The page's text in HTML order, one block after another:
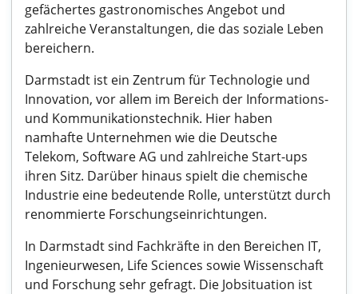
gefächertes gastronomisches Angebot und
zahlreiche Veranstaltungen, die das soziale Leben
bereichern.
Darmstadt ist ein Zentrum für Technologie und
Innovation, vor allem im Bereich der Informations-
und Kommunikationstechnik. Hier haben
namhafte Unternehmen wie die Deutsche
Telekom, Software AG und zahlreiche Start-ups
ihren Sitz. Darüber hinaus spielt die chemische
Industrie eine bedeutende Rolle, unterstützt durch
renommierte Forschungseinrichtungen.
In Darmstadt sind Fachkräfte in den Bereichen IT,
Ingenieurwesen, Life Sciences sowie Wissenschaft
und Forschung sehr gefragt. Die Jobsituation ist